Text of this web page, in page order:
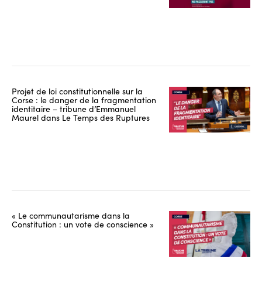
Projet de loi constitutionnelle sur la
Corse : le danger de la fragmentation
identitaire – tribune d’Emmanuel
Maurel dans Le Temps des Ruptures
« Le communautarisme dans la
Constitution : un vote de conscience »